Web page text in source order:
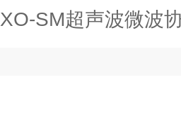
XO-SM超声波微波